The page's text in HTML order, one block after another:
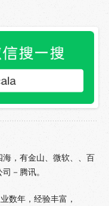
，有金山、微软、、百
－腾讯。
数年，经验丰富，